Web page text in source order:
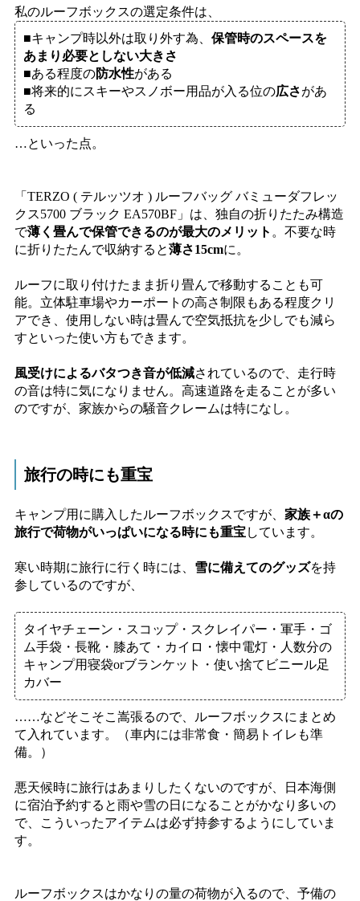
私のルーフボックスの選定条件は、
■キャンプ時以外は取り外す為、 保管時のスペースを
あまり必要としない大きさ
■ある程度の防水性がある
■将来的にスキーやスノボー用品が入る位の広さがあ
る
…といった点。
「TERZO ( テルッツオ ) ルーフバッグ バミューダフレッ
クス5700 ブラック EA570BF」は、独自の折りたたみ構造
で薄く畳んで保管できるのが最大のメリット 。不要な時
に折りたたんで収納すると薄さ15cmに。
ルーフに取り付けたまま折り畳んで移動することも可
能。立体駐車場やカーポートの高さ制限もある程度クリ
アでき、使用しない時は畳んで空気抵抗を少しでも減ら
すといった使い方もできます。
風受けによるバタつき音が低減されているので、走行時
の音は特に気になりません。高速道路を走ることが多い
のですが、家族からの騒音クレームは特になし。
旅行の時にも重宝
キャンプ用に購入したルーフボックスですが、 家族＋αの
旅行で荷物がいっぱいになる時にも重宝しています。
寒い時期に旅行に行く時には、 雪に備えてのグッズを持
参しているのですが、
タイヤチェーン・スコップ・スクレイパー・軍手・ゴ
ム手袋・長靴・膝あて・カイロ・懐中電灯・人数分の
キャンプ用寝袋orブランケット・使い捨てビニール足
カバー
……などそこそこ嵩張るので、ルーフボックスにまとめ
て入れています。（車内には非常食・簡易トイレも準
備。）
悪天候時に旅行はあまりしたくないのですが、日本海側
に宿泊予約すると雨や雪の日になることがかなり多いの
で、こういったアイテムは必ず持参するようにしていま
す。
ルーフボックスはかなりの量の荷物が入るので、予備の